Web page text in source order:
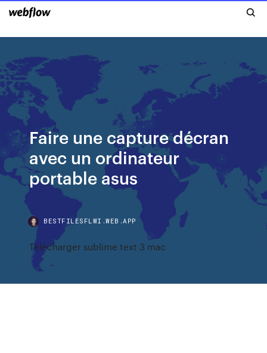
Faire une capture décran
avec un ordinateur
portable asus
BESTFILESFLWI.WEB.APP
Télécharger sublime text 3 mac